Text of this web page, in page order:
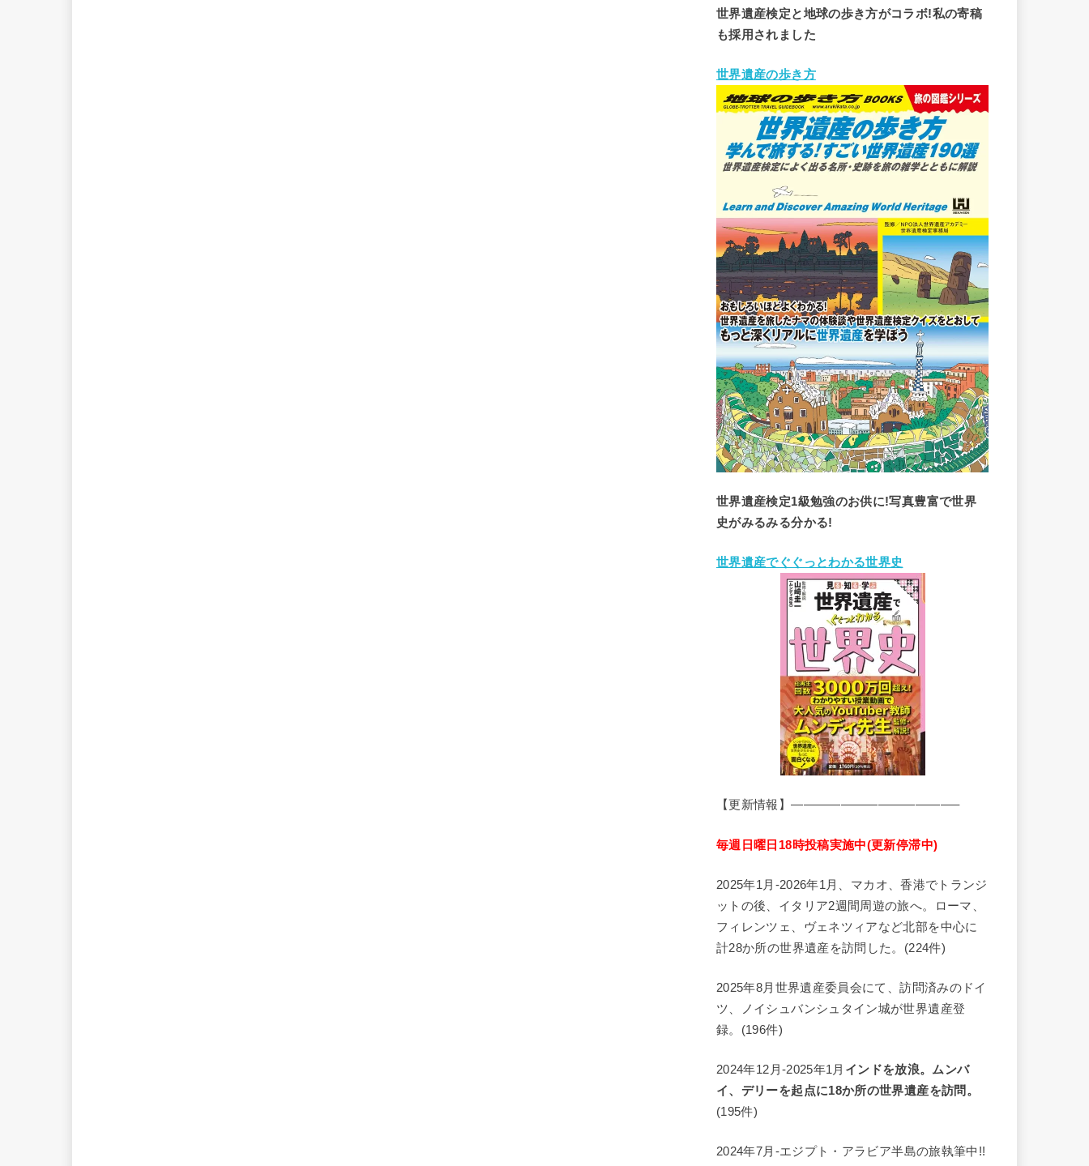
世界遺産検定と地球の歩き方がコラボ!私の寄稿
も採用されました
世界遺産の歩き方
世界遺産検定1級勉強のお供に!写真豊富で世界
史がみるみる分かる!
世界遺産でぐぐっとわかる世界史
【更新情報】—————————————–
毎週日曜日18時投稿実施中(更新停滞中)
2025年1月-2026年1月、マカオ、香港でトランジ
ットの後、イタリア2週間周遊の旅へ。ローマ、
フィレンツェ、ヴェネツィアなど北部を中心に
計28か所の世界遺産を訪問した。(224件)
2025年8月世界遺産委員会にて、訪問済みのドイ
ツ、ノイシュバンシュタイン城が世界遺産登
録。(196件)
2024年12月-2025年1月 インドを放浪。ムンバ
イ、デリーを起点に18か所の世界遺産を訪問。
(195件)
2024年7月-エジプト・アラビア半島の旅執筆中!!